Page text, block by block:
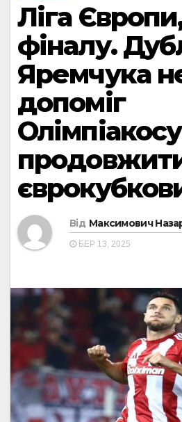
Ліга
фіналу.
Яремчука
допоміг
Олімпіакосу
Від Максимович
БЕР 13, 2025